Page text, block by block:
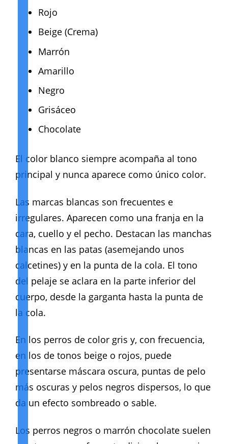
Rojo
Beige (Crema)
Marrón
Amarillo
Negro
Grisáceo
Chocolate
El color blanco siempre acompaña al tono
principal y nunca aparece como único color.
Las marcas blancas son frecuentes e
irregulares. Aparecen como una franja en la
cara, cuello y el pecho. Destacan las manchas
blancas en las patas (asemejando unos
calcetines) y en la punta de la cola. El tono
del pelaje se aclara en la parte inferior del
cuerpo, desde la garganta hasta la punta de
la cola.
En los perros de color gris y, con frecuencia,
en los de tonos beige o rojos, puede
presentarse máscara oscura, puntas de pelo
más oscuras y pelos negros dispersos, lo que
da un efecto sombreado o sable.
Los perros negros o marrón chocolate suelen